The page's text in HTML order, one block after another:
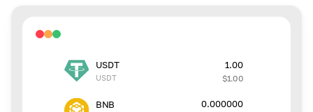
USDT
USDT
1.00
$1.00
BNB 0.000000